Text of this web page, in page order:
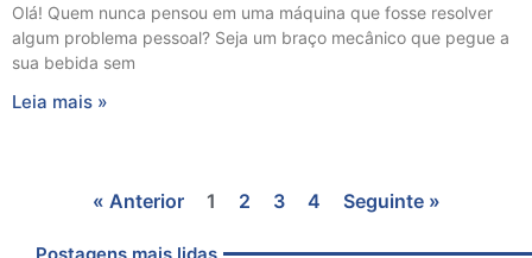
Olá! Quem nunca pensou em uma máquina que fosse resolver
algum problema pessoal? Seja um braço mecânico que pegue a
sua bebida sem
Leia mais »
« Anterior 1 2 3 4 Seguinte »